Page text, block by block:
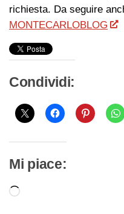
richiesta. Da seguire
MONTECARLOBLOG
Condividi:
Mi piace:
Caricamento